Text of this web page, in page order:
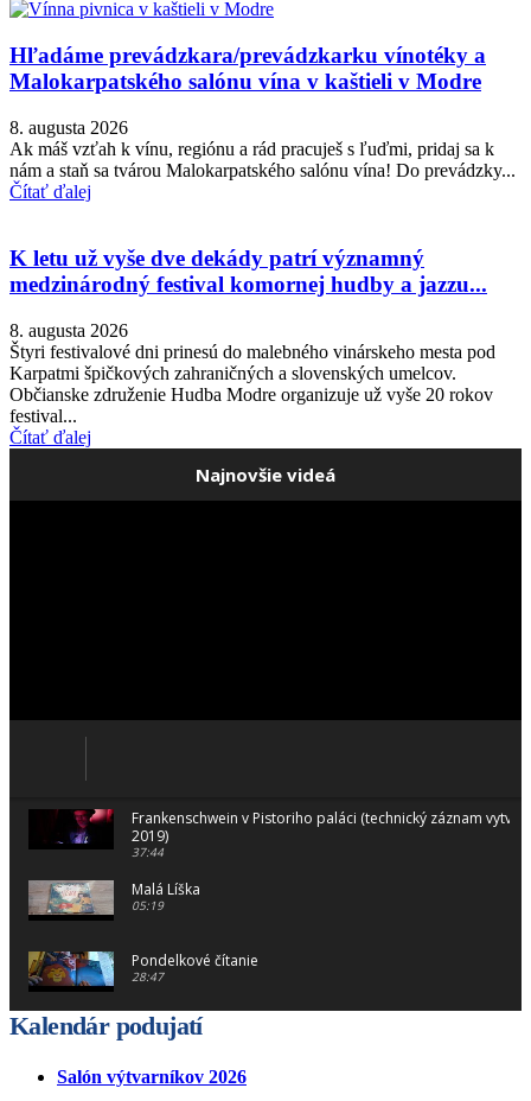
Hľadáme prevádzkara/prevádzkarku vínotéky a
Malokarpatského salónu vína v kaštieli v Modre
8. augusta 2026
Ak máš vzťah k vínu, regiónu a rád pracuješ s ľuďmi, pridaj sa k
nám a staň sa tvárou Malokarpatského salónu vína! Do prevádzky...
Čítať ďalej
K letu už vyše dve dekády patrí významný
medzinárodný festival komornej hudby a jazzu...
8. augusta 2026
Štyri festivalové dni prinesú do malebného vinárskeho mesta pod
Karpatmi špičkových zahraničných a slovenských umelcov.
Občianske združenie Hudba Modre organizuje už vyše 20 rokov
festival...
Čítať ďalej
Najnovšie videá
Frankenschwein v Pistoriho paláci (technický záznam
2019)
37:44
Malá Líška
05:19
Pondelkové čítanie
28:47
Nomen Omen
Kalendár podujatí
Salón výtvarníkov 2026